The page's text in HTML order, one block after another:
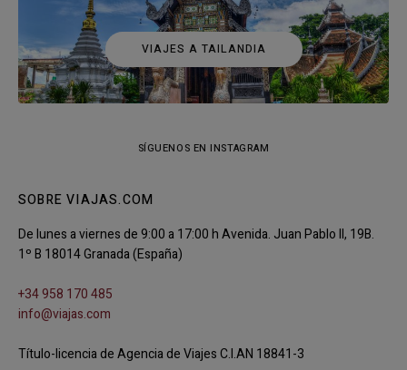
VIAJES A TAILANDIA
SÍGUENOS EN INSTAGRAM
SOBRE VIAJAS.COM
De lunes a viernes de 9:00 a 17:00 h Avenida. Juan Pablo II, 19B.
1º B 18014 Granada (España)
+34 958 170 485
info@viajas.com
Título-licencia de Agencia de Viajes C.I.AN 18841-3